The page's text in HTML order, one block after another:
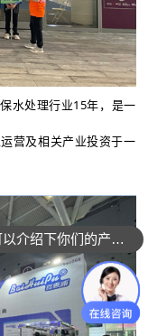
水处理行业15年，是一
营及相关产业投资于一
可以介绍下你们的产品么？